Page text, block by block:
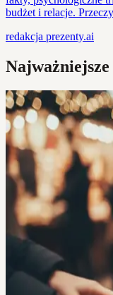
budżet i relacje.
redakcja prezenty.ai
Najważniejsze